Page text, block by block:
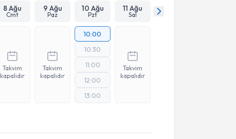
8 Ağu
Cmt
9 Ağu
Paz
10 Ağu
Pzt
11 Ağu
Sal
Takvim
kapalıdır
Takvim
kapalıdır
10:00
10:30
11:00
12:00
13:00
Takvim
kapalıdır